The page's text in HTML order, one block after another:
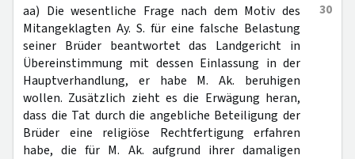
30
aa) Die wesentliche Frage nach dem Motiv des
Mitangeklagten Ay. S. für eine falsche Belastung
seiner Brüder beantwortet das Landgericht in
Übereinstimmung mit dessen Einlassung in der
Hauptverhandlung, er habe M. Ak. beruhigen
wollen. Zusätzlich zieht es die Erwägung heran,
dass die Tat durch die angebliche Beteiligung der
Brüder eine religiöse Rechtfertigung erfahren
habe, die für M. Ak. aufgrund ihrer damaligen